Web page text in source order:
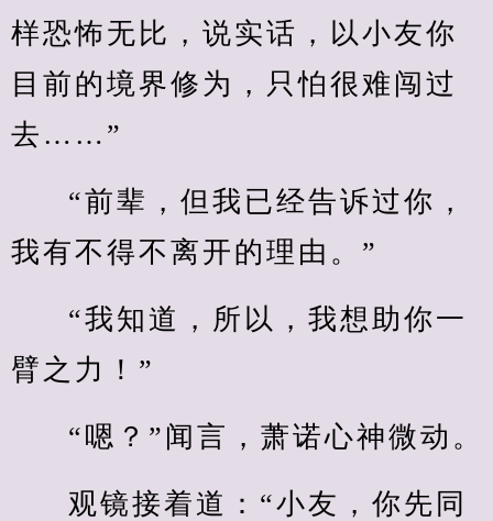
样恐怖无比，说实话，以小友你
目前的境界修为，只怕很难闯过
去……”
“前辈，但我已经告诉过你，
我有不得不离开的理由。”
“我知道，所以，我想助你一
臂之力！”
“嗯？”闻言，萧诺心神微动。
观镜接着道：“小友，你先同